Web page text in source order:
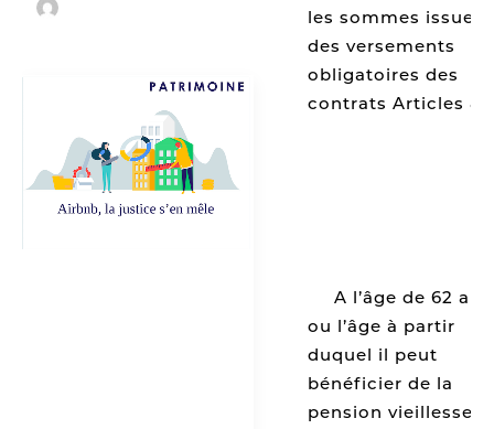
les sommes issues
des versements
obligatoires des
contrats Articles
A l’âge de 62 ans
ou l’âge à partir
duquel il peut
bénéficier de la
pension vieillesse